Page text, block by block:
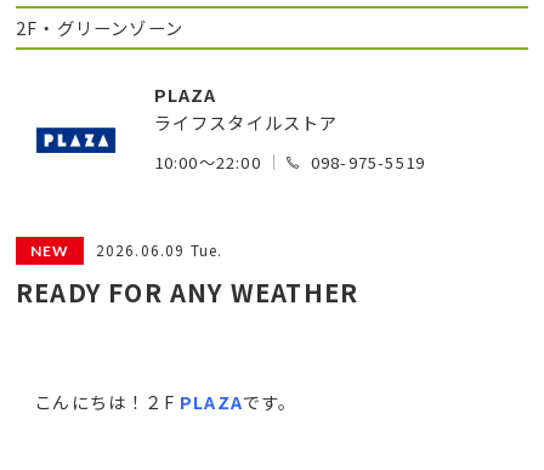
2F・グリーンゾーン
PLAZA
ライフスタイルストア
10:00～22:00 098-975-5519
2026.06.09 Tue.
READY FOR ANY WEATHER
こんにちは！２F PLAZAです。